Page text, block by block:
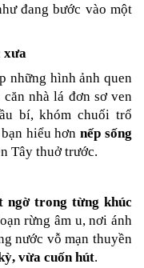
đang bước vào một
xưa
những hình ảnh quen
căn nhà lá đơn sơ ven
bí, khóm chuối trổ
hiểu hơn nếp sống
Tây thuở trước.
ngờ trong từng khúc
rừng âm u, nơi ánh
nước vỗ mạn thuyền
vừa cuốn hút.